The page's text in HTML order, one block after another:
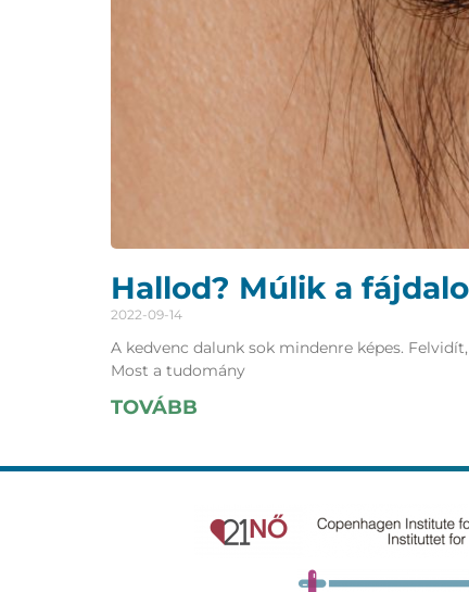
Hallod? Múlik a
2022-09-14
A kedvenc dalunk sok mindenre képes.
Most a tudomány
TOVÁBB